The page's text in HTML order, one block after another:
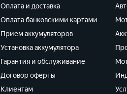
Оплата и доставка
Оплата банковскими картами
Прием аккумуляторов
Установка аккумулятора
Гарантия и обслуживание
Договор оферты
Клиентам